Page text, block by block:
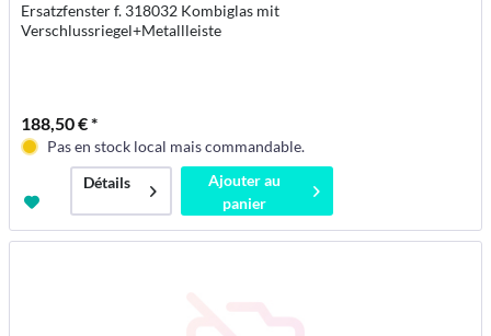
Ersatzfenster f. 318032 Kombiglas mit
Verschlussriegel+Metallleiste
188,50 € *
Pas en stock local mais commandable.
Détails
Ajouter au
panier